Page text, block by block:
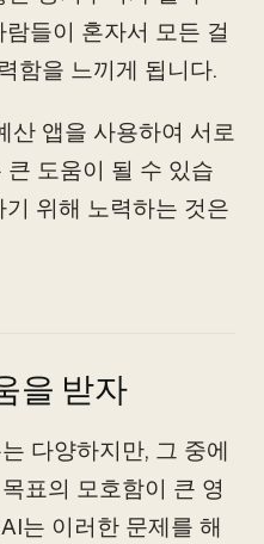
들이 혼자서 모든 걸
함을 느끼게 됩니다.
산 앱을 사용하여 서로
도움이 될 수 있습
위해 노력하는 것은
을 받자
다양하지만, 그 중에
표의 모호함이 큰 영
는 이러한 문제를 해